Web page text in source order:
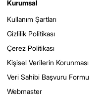
Kurumsal
Kullanım Şartları
Gizlilik Politikası
Çerez Politikası
Kişisel Verilerin Korunması
Veri Sahibi Başvuru Formu
Webmaster